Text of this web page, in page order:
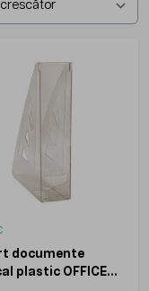
documente
plastic OFFICE